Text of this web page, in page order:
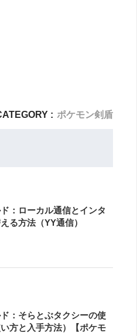
: ポケモン剣盾
：ローカル通信とインタ
る方法（YY通信）
：そらとぶタクシーの使
方と入手方法）【ポケモ